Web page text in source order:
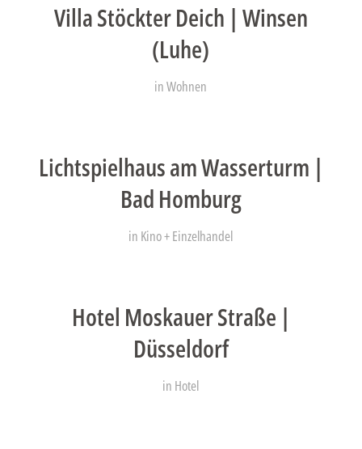
Villa Stöckter Deich | Winsen
(Luhe)
inWohnen
Lichtspielhaus am Wasserturm |
Bad Homburg
in Kino + Einzelhandel
Hotel Moskauer Straße |
Düsseldorf
in Hotel